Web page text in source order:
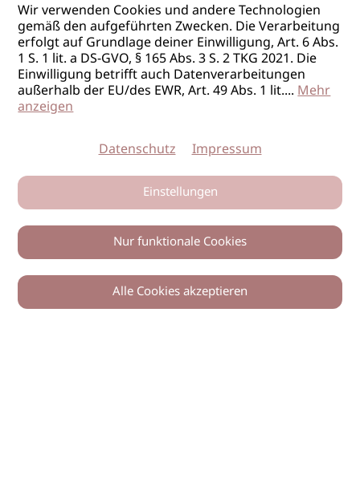
0
Wir verwenden Cookies und andere Technologien
gemäß den aufgeführten Zwecken. Die Verarbeitung
erfolgt auf Grundlage deiner Einwilligung, Art. 6 Abs.
1 S. 1 lit. a DS-GVO, § 165 Abs. 3 S. 2 TKG 2021. Die
Einwilligung betrifft auch Datenverarbeitungen
außerhalb der EU/des EWR, Art. 49 Abs. 1 lit....Mehr
anzeigen
Datenschutz Impressum
Einstellungen
Nur funktionale Cookies
Alle Cookies akzeptieren